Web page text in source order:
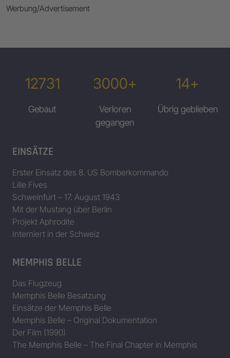
Werbung/Advertisement
12731
Gebaut
3000+
Verloren
gegangen
14+
Übrig geblieben
EINSÄTZE
Erster Einsatz des 8. US Bomberkommando
Lille Fives
Schweinfurt – 17. August 1943
Mit der Mustang über Berlin
Projekt Aphrodite
Interniert in der Schweiz
MEMPHIS BELLE
Das Flugzeug
Memphis Belle Besatzung
Einsätze der Memphis Belle
Memphis Belle – Original Dokumentation
Der Film (1990)
The Memphis Belle – The Final Chapter in Memphis